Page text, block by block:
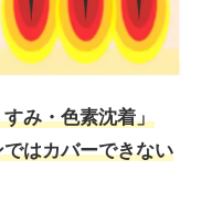
み・色素沈着」
はカバーできない